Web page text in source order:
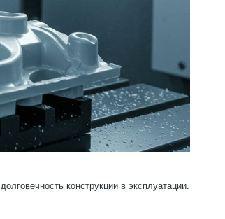
конструкции в эксплуатации.